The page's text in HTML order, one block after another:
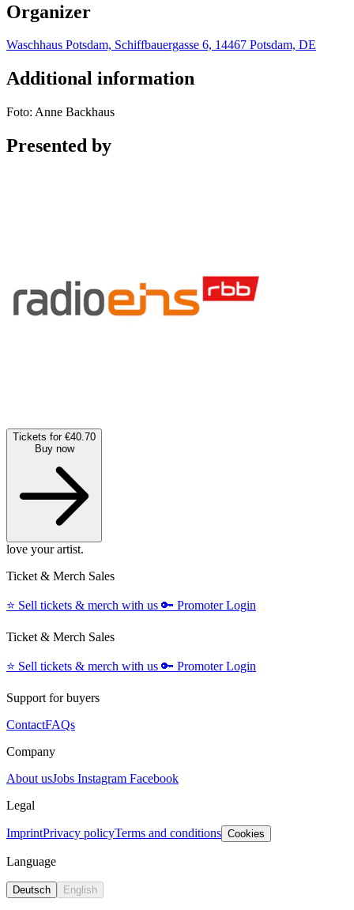
Organizer
Waschhaus Potsdam, Schiffbauergasse 6, 14467 Potsdam, DE
Additional information
Foto: Anne Backhaus
Presented by
Tickets for €40.70
Buy now
love your artist.
Ticket & Merch Sales
⭐️ Sell tickets & merch with us 🔑 Promoter Login
Ticket & Merch Sales
⭐️ Sell tickets & merch with us 🔑 Promoter Login
Support for buyers
ContactFAQs
Company
About usJobs Instagram Facebook
Legal
ImprintPrivacy policyTerms and conditions Cookies
Language
Deutsch English